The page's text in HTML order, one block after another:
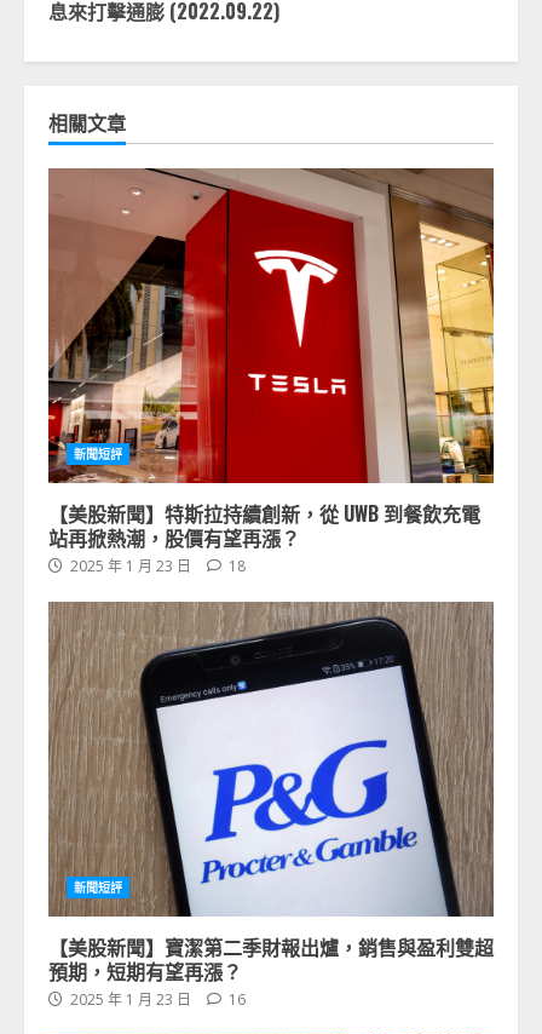
息來打擊通膨 (2022.09.22)
相關文章
新聞短評
【美股新聞】特斯拉持續創新，從 UWB 到餐飲充電
站再掀熱潮，股價有望再漲？
2025 年 1 月 23 日 18
新聞短評
【美股新聞】寶潔第二季財報出爐，銷售與盈利雙超
預期，短期有望再漲？
2025 年 1 月 23 日 16